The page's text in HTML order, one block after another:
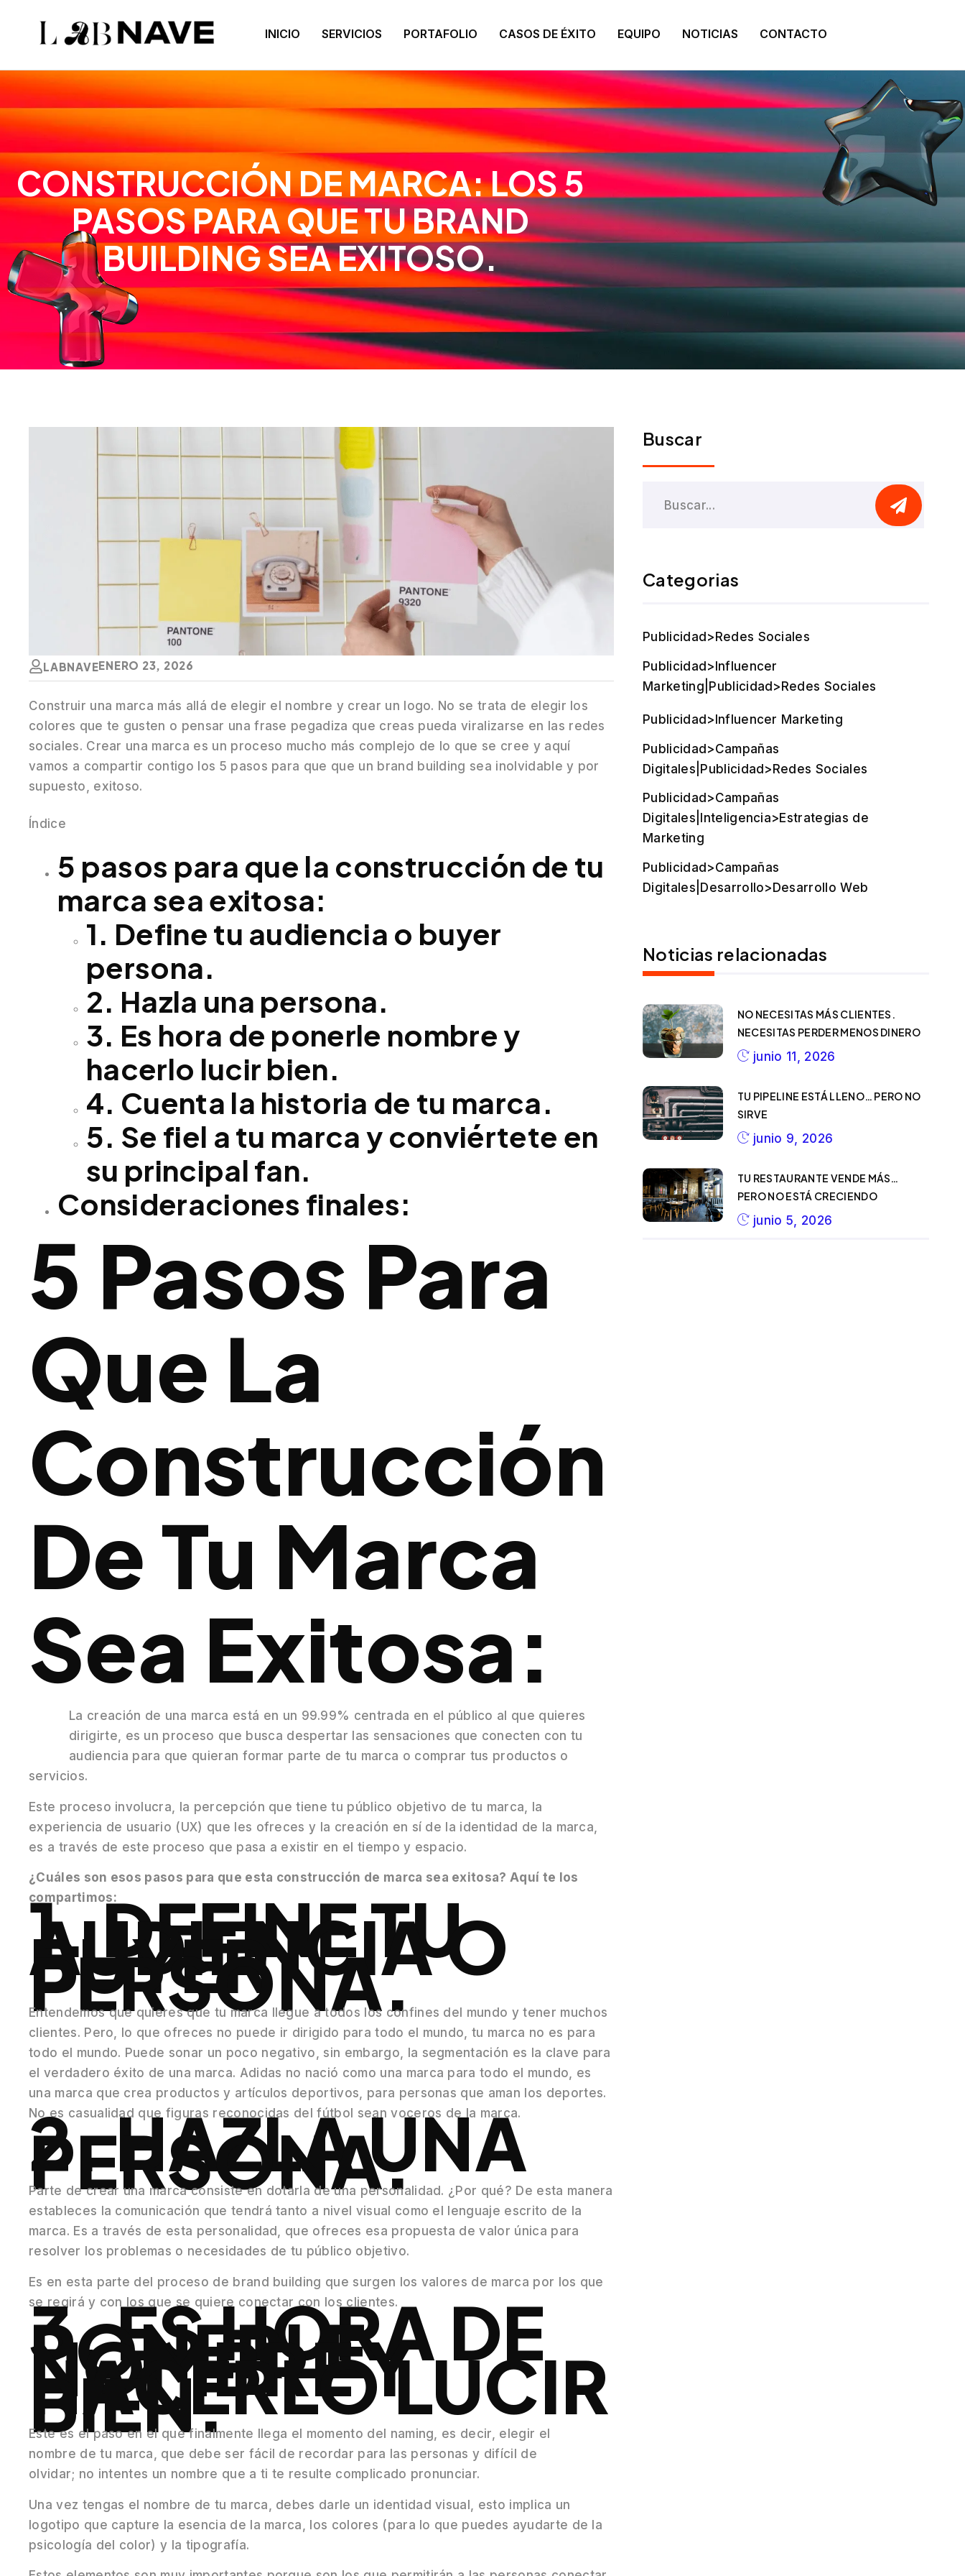
INICIO SERVICIOS PORTAFOLIO CASOS DE ÉXITO EQUIPO NOTICIAS CONTACTO
CONSTRUCCIÓN DE MARCA: LOS 5
PASOS PARA QUE TU BRAND
BUILDING SEA EXITOSO.
LABNAVEENERO 23, 2026
Construir una marca más allá de elegir el nombre y crear un logo. No se trata de elegir los
colores que te gusten o pensar una frase pegadiza que creas pueda viralizarse en las redes
sociales. Crear una marca es un proceso mucho más complejo de lo que se cree y aquí
vamos a compartir contigo los 5 pasos para que que un brand building sea inolvidable y por
supuesto, exitoso.
Índice
5 pasos para que la construcción de tu
marca sea exitosa:
1. Define tu audiencia o buyer
persona.
2. Hazla una persona.
3. Es hora de ponerle nombre y
hacerlo lucir bien.
4. Cuenta la historia de tu marca.
5. Se fiel a tu marca y conviértete en
su principal fan.
Consideraciones finales:
5 Pasos Para
Que La
Construcción
De Tu Marca
Sea Exitosa:
La creación de una marca está en un 99.99% centrada en el público al que quieres
dirigirte, es un proceso que busca despertar las sensaciones que conecten con tu
audiencia para que quieran formar parte de tu marca o comprar tus productos o
servicios.
Este proceso involucra, la percepción que tiene tu público objetivo de tu marca, la
experiencia de usuario (UX) que les ofreces y la creación en sí de la identidad de la marca,
es a través de este proceso que pasa a existir en el tiempo y espacio.
¿Cuáles son esos pasos para que esta construcción de marca sea exitosa? Aquí te los
compartimos:
1. DEFINE TU
AUDIENCIA O
BUYER
PERSONA.
Entendemos que quieres que tu marca llegue a todos los confines del mundo y tener muchos
clientes. Pero, lo que ofreces no puede ir dirigido para todo el mundo, tu marca no es para
todo el mundo. Puede sonar un poco negativo, sin embargo, la segmentación es la clave para
el verdadero éxito de una marca. Adidas no nació como una marca para todo el mundo, es
una marca que crea productos y artículos deportivos, para personas que aman los deportes.
No es casualidad que figuras reconocidas del fútbol sean voceros de la marca.
2. HAZLA UNA
PERSONA.
Parte de crear una marca consiste en dotarla de una personalidad. ¿Por qué? De esta manera
estableces la comunicación que tendrá tanto a nivel visual como el lenguaje escrito de la
marca. Es a través de esta personalidad, que ofreces esa propuesta de valor única para
resolver los problemas o necesidades de tu público objetivo.
Es en esta parte del proceso de brand building que surgen los valores de marca por los que
se regirá y con los que se quiere conectar con los clientes.
3. ES HORA DE
PONERLE
NOMBRE Y
HACERLO LUCIR
BIEN.
Este es el paso en el que finalmente llega el momento del naming, es decir, elegir el
nombre de tu marca, que debe ser fácil de recordar para las personas y difícil de
olvidar; no intentes un nombre que a ti te resulte complicado pronunciar.
Una vez tengas el nombre de tu marca, debes darle un identidad visual, esto implica un
logotipo que capture la esencia de la marca, los colores (para lo que puedes ayudarte de la
psicología del color) y la tipografía.
Buscar
Categorias
Publicidad>Redes Sociales
Publicidad>Influencer
Marketing|Publicidad>Redes Sociales
Publicidad>Influencer Marketing
Publicidad>Campañas
Digitales|Publicidad>Redes Sociales
Publicidad>Campañas
Digitales|Inteligencia>Estrategias de
Marketing
Publicidad>Campañas
Digitales|Desarrollo>Desarrollo Web
Noticias relacionadas
NO NECESITAS MÁS CLIENTES.
NECESITAS PERDER MENOS DINERO
junio 11, 2026
TU PIPELINE ESTÁ LLENO… PERO NO
SIRVE
junio 9, 2026
TU RESTAURANTE VENDE MÁS…
PERO NO ESTÁ CRECIENDO
junio 5, 2026